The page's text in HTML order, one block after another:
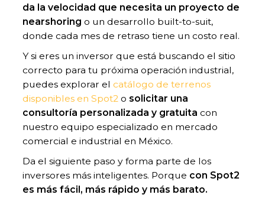
da la velocidad que necesita un proyecto de
nearshoring o un desarrollo built-to-suit,
donde cada mes de retraso tiene un costo real.
Y si eres un inversor que está buscando el sitio
correcto para tu próxima operación industrial,
puedes explorar el catálogo de terrenos
disponibles en Spot2 o solicitar una
consultoría personalizada y gratuitacon
nuestro equipo especializado en mercado
comercial e industrial en México.
Da el siguiente paso y forma parte de los
inversores más inteligentes. Porque con Spot2
es más fácil, más rápido y más barato.